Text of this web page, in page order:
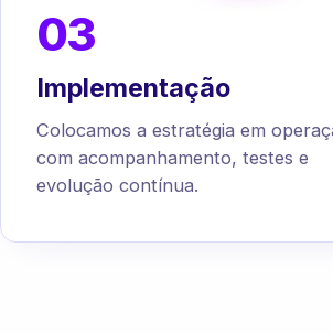
03
Implementação
Colocamos a estratégia em
com acompanhamento, testes e
evolução contínua.